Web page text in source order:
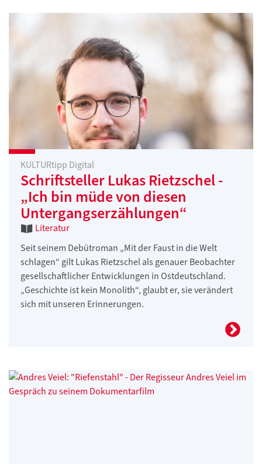
KULTURtipp Digital
Schriftsteller Lukas Rietzschel -
„Ich bin müde von diesen
Untergangserzählungen“
Literatur
Seit seinem Debütroman „Mit der Faust in die Welt
schlagen“ gilt Lukas Rietzschel als genauer Beobachter
gesellschaftlicher Entwicklungen in Ostdeutschland.
„Geschichte ist kein Monolith“, glaubt er, sie verändert
sich mit unseren Erinnerungen.